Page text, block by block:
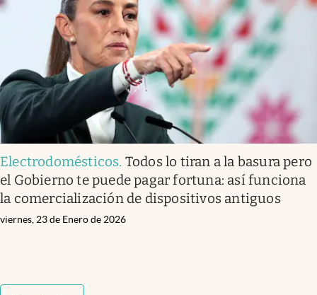
Electrodomésticos. Todos lo tiran a la basura pero
el Gobierno te puede pagar fortuna: así funciona
la comercialización de dispositivos antiguos
viernes, 23 de Enero de 2026